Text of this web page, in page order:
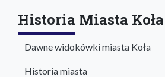
Historia Miasta Koła
Dawne widokówki miasta Koła
Historia miasta